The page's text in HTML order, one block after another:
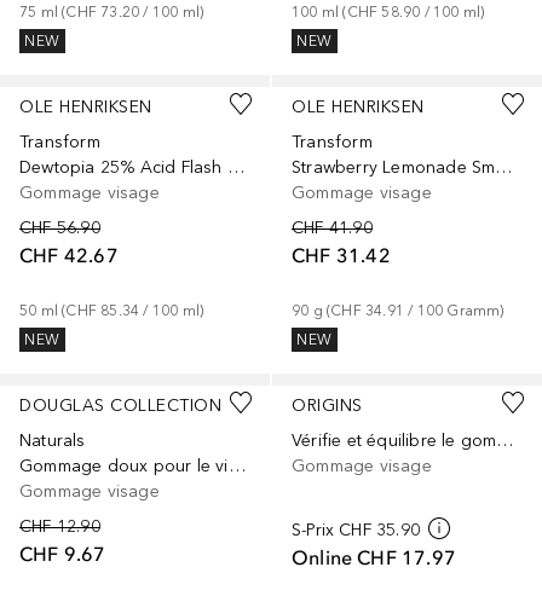
75 ml (CHF 73.20 / 100 ml)
NEW
100 ml (CHF 58.90 / 100 ml)
NEW
OLE HENRIKSEN
Transform
Dewtopia 25% Acid Flash Facial - Masque exfoliant visage
Gommage visage
CHF 56.90
CHF 42.67
50 ml (CHF 85.34 / 100 ml)
NEW
OLE HENRIKSEN
Transform
Strawberry Lemonade Smoothing Srub - Gommage exfoliant visage retexturisant lissant aux AHA
Gommage visage
CHF 41.90
CHF 31.42
90 g (CHF 34.91 / 100 Gramm)
NEW
DOUGLAS COLLECTION
Naturals
Gommage doux pour le visage
Gommage visage
CHF 12.90
CHF 9.67
ORIGINS
Vérifie et équilibre le gommage pour le visage à la tourmaline
Gommage visage
S-Prix CHF 35.90
Online CHF 17.97